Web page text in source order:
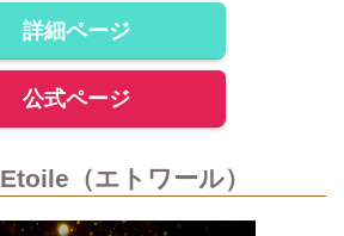
詳細ページ
公式ページ
（エトワール）